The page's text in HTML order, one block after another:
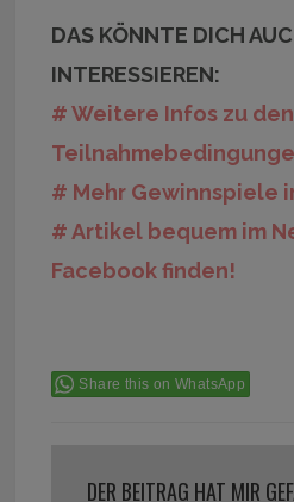
DAS KÖNNTE DICH
INTERESSIEREN:
# Weitere Infos zu den
# Mehr Gewinnspiele
# Artikel bequem im
Facebook finden!
Share this on WhatsApp
DER BEITRAG HAT MIR